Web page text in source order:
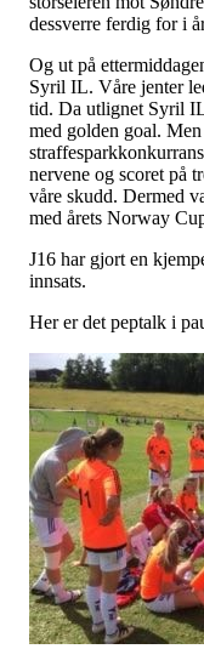
dessverre ferdig for i
Og ut på
Syril IL. Våre jenter
tid. Da utlignet Syril
med golden goal.
nervene og scoret på
våre skudd. Dermed
med årets Norway
J16 har gjort en
innsats.
Her er det peptalk i